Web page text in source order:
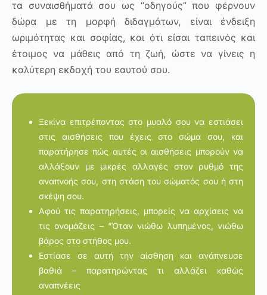
τα συναισθήματά σου ως “οδηγούς” που φέρνουν
δώρα με τη μορφή διδαγμάτων, είναι ένδειξη
ωριμότητας και σοφίας, και ότι είσαι ταπεινός και
έτοιμος να μάθεις από τη ζωή, ώστε να γίνεις η
καλύτερη εκδοχή του εαυτού σου.
Ξεκίνα επιτρέποντας στο μυαλό σου να εστιάσει
στις αισθήσεις που έχεις στο σώμα σου, και
παρατήρησε πώς αυτές οι αισθήσεις μπορούν να
αλλάξουν με μικρές αλλαγές στον ρυθμό της
αναπνοής σου, στη στάση του σώματός σου ή στη
σκέψη σου.
Αφού τις παρατηρήσεις, μπορείς να αρχίσεις να
τις ονομάζεις – “Όταν νιώθω λυπημένος, νιώθω
βάρος στο στήθος μου.
Εστίασε σε αυτή την αίσθηση και ανάπνευσε
βαθιά – παρατηρώντας τι αλλάζει καθώς
αναπνέεις